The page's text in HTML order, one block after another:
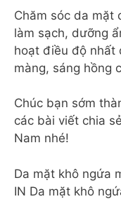
Chăm sóc da mặt
làm sạch, dưỡng
hoạt điều độ nhất
màng, sáng hồng
Chúc bạn sớm
các bài viết chia sẻ
Nam nhé!
Da mặt khô ngứa
IN Da mặt khô